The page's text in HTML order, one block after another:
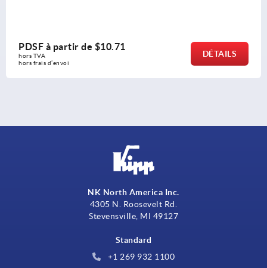
PDSF à partir de $10.71
hors TVA
hors frais d’envoi
DÉTAILS
NK North America Inc.
4305 N. Roosevelt Rd.
Stevensville, MI 49127
Standard
+1 269 932 1100